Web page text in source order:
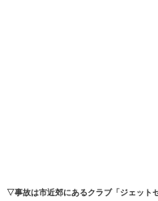
▽事故は市近郊にあるクラブ「ジェット